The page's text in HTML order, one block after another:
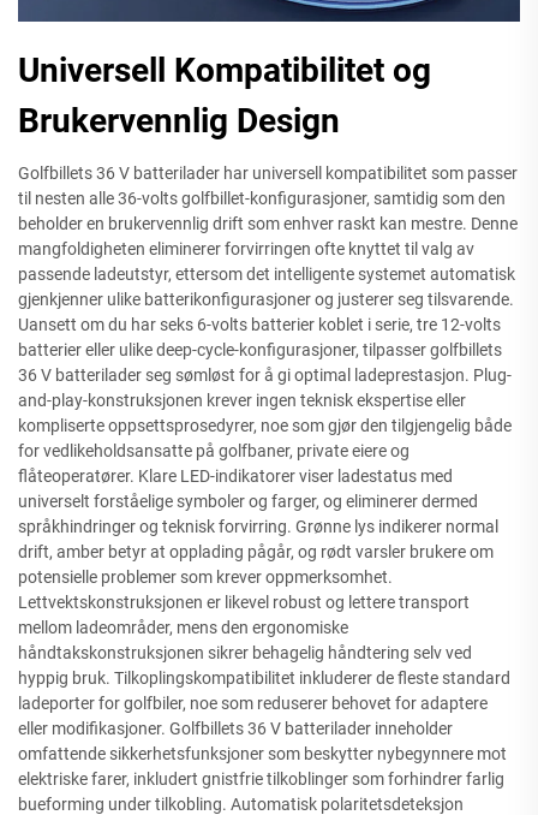
Universell Kompatibilitet og
Brukervennlig Design
Golfbillets 36 V batterilader har universell kompatibilitet som passer
til nesten alle 36-volts golfbillet-konfigurasjoner, samtidig som den
beholder en brukervennlig drift som enhver raskt kan mestre. Denne
mangfoldigheten eliminerer forvirringen ofte knyttet til valg av
passende ladeutstyr, ettersom det intelligente systemet automatisk
gjenkjenner ulike batterikonfigurasjoner og justerer seg tilsvarende.
Uansett om du har seks 6-volts batterier koblet i serie, tre 12-volts
batterier eller ulike deep-cycle-konfigurasjoner, tilpasser golfbillets
36 V batterilader seg sømløst for å gi optimal ladeprestasjon. Plug-
and-play-konstruksjonen krever ingen teknisk ekspertise eller
kompliserte oppsettsprosedyrer, noe som gjør den tilgjengelig både
for vedlikeholdsansatte på golfbaner, private eiere og
flåteoperatører. Klare LED-indikatorer viser ladestatus med
universelt forståelige symboler og farger, og eliminerer dermed
språkhindringer og teknisk forvirring. Grønne lys indikerer normal
drift, amber betyr at opplading pågår, og rødt varsler brukere om
potensielle problemer som krever oppmerksomhet.
Lettvektskonstruksjonen er likevel robust og lettere transport
mellom ladeområder, mens den ergonomiske
håndtakskonstruksjonen sikrer behagelig håndtering selv ved
hyppig bruk. Tilkoplingskompatibilitet inkluderer de fleste standard
ladeporter for golfbiler, noe som reduserer behovet for adaptere
eller modifikasjoner. Golfbillets 36 V batterilader inneholder
omfattende sikkerhetsfunksjoner som beskytter nybegynnere mot
elektriske farer, inkludert gnistfrie tilkoblinger som forhindrer farlig
bueforming under tilkobling. Automatisk polaritetsdeteksjon